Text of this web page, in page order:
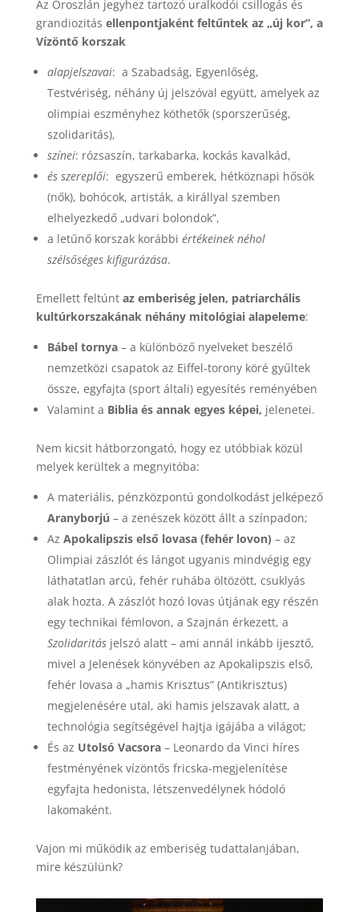
Az Oroszlán jegyhez tartozó uralkodói csillogás és
grandiozitás ellenpontjaként feltűntek az „új kor”, a
Vízöntő korszak
alapjelszavai: a Szabadság, Egyenlőség,
Testvériség, néhány új jelszóval együtt, amelyek az
olimpiai eszményhez köthetők (sporszerűség,
szolidaritás),
színei: rózsaszín, tarkabarka, kockás kavalkád,
és szereplői: egyszerű emberek, hétköznapi hősök
(nők), bohócok, artisták, a királlyal szemben
elhelyezkedő „udvari bolondok”,
a letűnő korszak korábbi értékeinek néhol
szélsőséges kifigurázása.
Emellett feltúnt az emberiség jelen, patriarchális
kultúrkorszakának néhány mitológiai alapeleme:
Bábel tornya– a különböző nyelveket beszélő
nemzetközi csapatok az Eiffel-torony köré gyűltek
össze, egyfajta (sport általi) egyesítés reményében
Valamint a Biblia és annak egyes képei, jelenetei.
Nem kicsit hátborzongató, hogy ez utóbbiak közül
melyek kerültek a megnyitóba:
A materiális, pénzközpontú gondolkodást jelképező
Aranyborjú – a zenészek között állt a színpadon;
Az Apokalipszis első lovasa (fehér lovon) – az
Olimpiai zászlót és lángot ugyanis mindvégig egy
láthatatlan arcú, fehér ruhába öltözött, csuklyás
alak hozta. A zászlót hozó lovas útjának egy részén
egy technikai fémlovon, a Szajnán érkezett, a
Szolidaritásjelszó alatt – ami annál inkább ijesztő,
mivel a Jelenések könyvében az Apokalipszis első,
fehér lovasa a „hamis Krisztus” (Antikrisztus)
megjelenésére utal, aki hamis jelszavak alatt, a
technológia segítségével hajtja igájába a világot;
És az Utolsó Vacsora – Leonardo da Vinci híres
festményének vízöntős fricska-megjelenítése
egyfajta hedonista, létszenvedélynek hódoló
lakomaként.
Vajon mi működik az emberiség tudattalanjában,
mire készülünk?